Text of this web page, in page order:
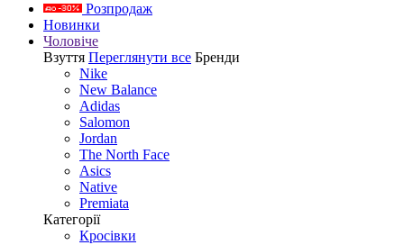
Розпродаж
Новинки
Чоловіче
Взуття Переглянути все Бренди
Nike
New Balance
Adidas
Salomon
Jordan
The North Face
Asics
Native
Premiata
Категорії
Кросівки